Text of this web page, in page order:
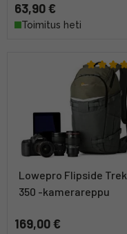
63,90 €
Toimitus heti
Lowepro Flipside Trek
350 -kamerareppu
169,00 €